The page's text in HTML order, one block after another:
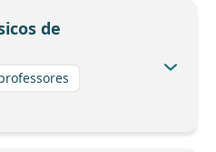
de